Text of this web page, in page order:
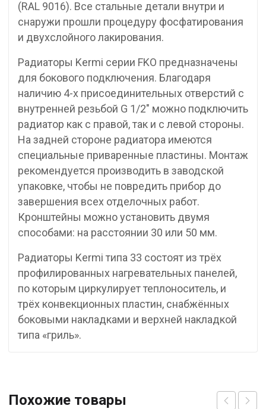
(RAL 9016). Все стальные детали внутри и
снаружи прошли процедуру фосфатирования
и двухслойного лакирования.
Радиаторы Kermi серии FKO предназначены
для бокового подключения. Благодаря
наличию 4-х присоединительных отверстий с
внутренней резьбой G 1/2″ можно подключить
радиатор как с правой, так и с левой стороны.
На задней стороне радиатора имеются
специальные приваренные пластины. Монтаж
рекомендуется производить в заводской
упаковке, чтобы не повредить прибор до
завершения всех отделочных работ.
Кронштейны можно установить двумя
способами: на расстоянии 30 или 50 мм.
Радиаторы Kermi типа 33 состоят из трёх
профилированных нагревательных панелей,
по которым циркулирует теплоноситель, и
трёх конвекционных пластин, снабжённых
боковыми накладками и верхней накладкой
типа «гриль».
Похожие товары